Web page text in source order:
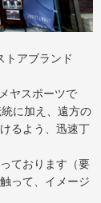
トアブランド
ヤスポーツで
に加え、遠方の
るよう、迅速丁
ております（要
って、イメージ